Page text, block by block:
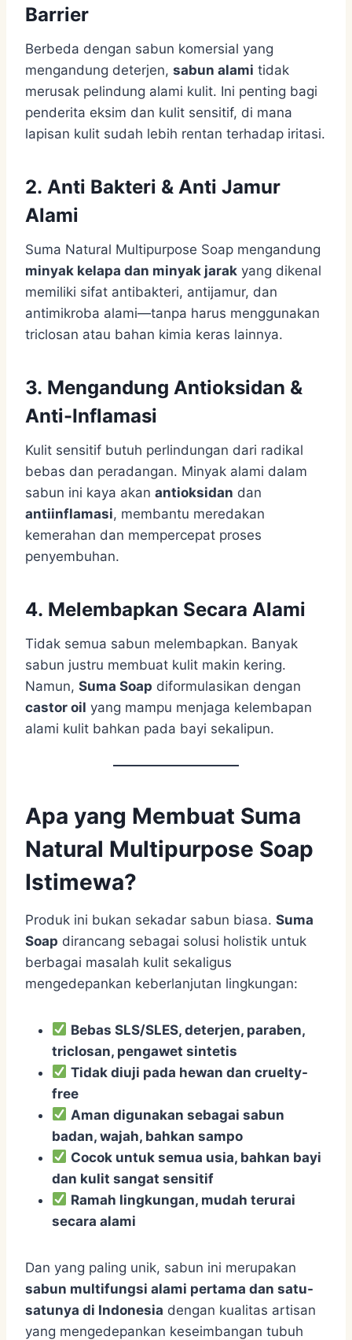
Barrier
Berbeda dengan sabun komersial yang
mengandung deterjen, sabun alami tidak
merusak pelindung alami kulit. Ini penting bagi
penderita eksim dan kulit sensitif, di mana
lapisan kulit sudah lebih rentan terhadap iritasi.
2. Anti Bakteri & Anti Jamur
Alami
Suma Natural Multipurpose Soap mengandung
minyak kelapa dan minyak jarak yang dikenal
memiliki sifat antibakteri, antijamur, dan
antimikroba alami—tanpa harus menggunakan
triclosan atau bahan kimia keras lainnya.
3. Mengandung Antioksidan &
Anti-Inflamasi
Kulit sensitif butuh perlindungan dari radikal
bebas dan peradangan. Minyak alami dalam
sabun ini kaya akan antioksidan dan
antiinflamasi, membantu meredakan
kemerahan dan mempercepat proses
penyembuhan.
4. Melembapkan Secara Alami
Tidak semua sabun melembapkan. Banyak
sabun justru membuat kulit makin kering.
Namun, Suma Soap diformulasikan dengan
castor oil yang mampu menjaga kelembapan
alami kulit bahkan pada bayi sekalipun.
Apa yang Membuat Suma
Natural Multipurpose Soap
Istimewa?
Produk ini bukan sekadar sabun biasa. Suma
Soap dirancang sebagai solusi holistik untuk
berbagai masalah kulit sekaligus
mengedepankan keberlanjutan lingkungan:
Bebas SLS/SLES, deterjen, paraben,
triclosan, pengawet sintetis
Tidak diuji pada hewan dan cruelty-
free
Aman digunakan sebagai sabun
badan, wajah, bahkan sampo
Cocok untuk semua usia, bahkan bayi
dan kulit sangat sensitif
Ramah lingkungan, mudah terurai
secara alami
Dan yang paling unik, sabun ini merupakan
sabun multifungsi alami pertama dan satu-
satunya di Indonesia dengan kualitas artisan
yang mengedepankan keseimbangan tubuh